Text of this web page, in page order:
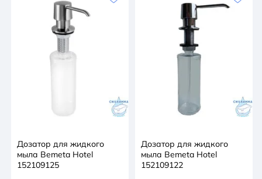
Дозатор для жидкого
мыла Bemeta Hotel
152109125
Дозатор для жидкого
мыла Bemeta Hotel
152109122